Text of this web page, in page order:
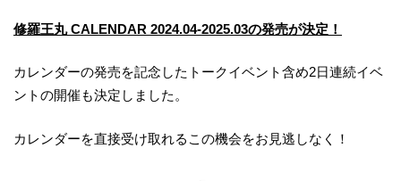
修羅王丸 CALENDAR 2024.04-2025.03の発売が決定！
カレンダーの発売を記念したトークイベント含め2日連続イベ
ントの開催も決定しました。
カレンダーを直接受け取れるこの機会をお見逃しなく！